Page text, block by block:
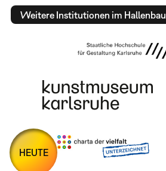
Weitere Institutionen im Hallenbau
HEUTE